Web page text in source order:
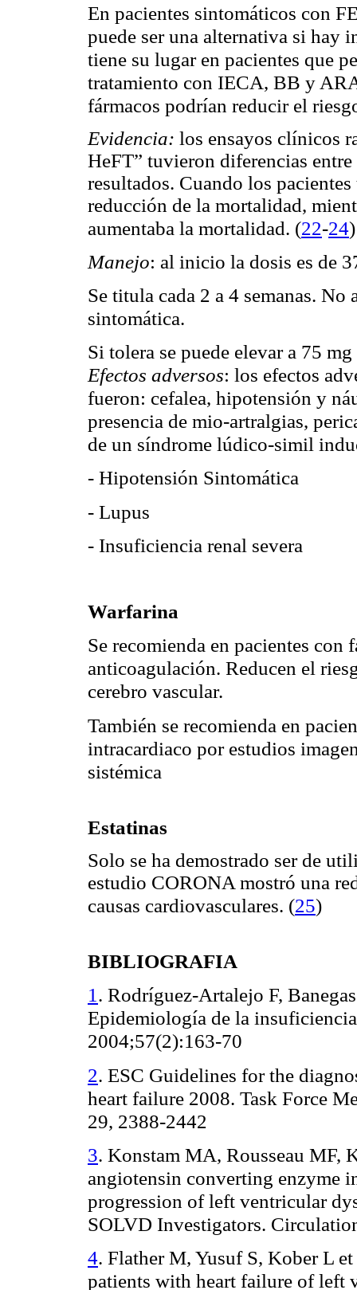
En pacientes sintomáticos con
puede ser una alternativa si hay
tiene su lugar en pacientes que
tratamiento con IECA, BB y
fármacos podrían reducir el
Evidencia: los ensayos clínicos
HeFT” tuvieron diferencias
resultados. Cuando los
reducción de la mortalidad,
aumentaba la mortalidad. (22-24)
Manejo: al inicio la dosis es de
Se titula cada 2 a 4 semanas.
sintomática.
Si tolera se puede elevar a 75
Efectos adversos: los efectos
fueron: cefalea, hipotensión y
presencia de mio-artralgias,
de un síndrome lúdico-simil
- Hipotensión Sintomática
- Lupus
- Insuficiencia renal severa
Warfarina
Se recomienda en pacientes
anticoagulación. Reducen el
cerebro vascular.
También se recomienda en
intracardiaco por estudios
sistémica
Estatinas
Solo se ha demostrado ser de
estudio CORONA mostró una
causas cardiovasculares. (25)
BIBLIOGRAFIA
1 . Rodríguez-Artalejo F,
Epidemiología de la
2004;57(2):163-70
2. ESC Guidelines for the
heart failure 2008. Task Force
29, 2388-2442
3. Konstam MA, Rousseau MF,
angiotensin converting enzyme
progression of left ventricular
SOLVD Investigators.
4. Flather M, Yusuf S, Kober L
patients with heart failure of left